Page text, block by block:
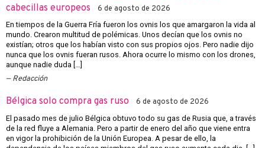
cabecillas europeos
6 de agosto de 2026
En tiempos de la Guerra Fría fueron los ovnis los que amargaron la vida al
mundo. Crearon multitud de polémicas. Unos decían que los ovnis no
existían; otros que los habían visto con sus propios ojos. Pero nadie dijo
nunca que los ovnis fueran rusos. Ahora ocurre lo mismo con los drones,
aunque nadie duda […]
Redacción
Bélgica solo compra gas ruso 6 de agosto de 2026
El pasado mes de julio Bélgica obtuvo todo su gas de Rusia que, a través
de la red fluye a Alemania. Pero a partir de enero del año que viene entra
en vigor la prohibición de la Unión Europea. A pesar de ello, la